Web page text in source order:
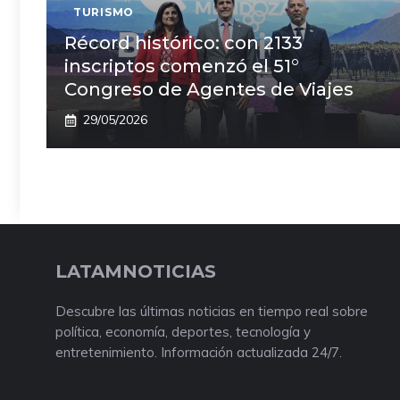
TURISMO
Récord histórico: con 2133
inscriptos comenzó el 51°
Congreso de Agentes de Viajes
29/05/2026
LATAMNOTICIAS
Descubre las últimas noticias en tiempo real sobre
política, economía, deportes, tecnología y
entretenimiento. Información actualizada 24/7.